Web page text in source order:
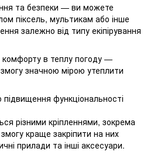
та безпеки — ви можете
піксель, мультикам або інше
залежно від типу екіпірування
в теплу погоду —
значною мірою утеплити
функціональності
різними кріпленнями, зокрема
краще закріпити на них
прилади та інші аксесуари.